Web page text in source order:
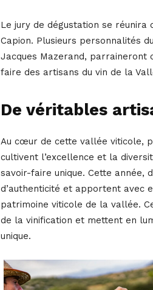
Le jury de dégustation se réunira
Capion. Plusieurs personnalités
Jacques Mazerand, parraineront
faire des artisans du vin de la
De véritables
Au cœur de cette vallée viticole,
cultivent l’excellence et la
savoir-faire unique. Cette année,
d’authenticité et apportent avec
patrimoine viticole de la vallée.
de la vinification et mettent en
unique.